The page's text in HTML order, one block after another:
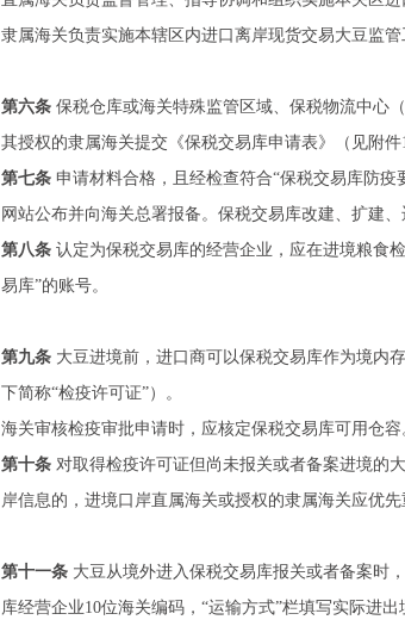
隶属海关负责实施本辖区内进口离岸现货交易大豆监管
第六条 保税仓库或海关特殊监管区域、保税物流中心
其授权的隶属海关提交《保税交易库申请表》（见附件
第七条 申请材料合格，且经检查符合“保税交易库防
网站公布并向海关总署报备。保税交易库改建、扩建
第八条 认定为保税交易库的经营企业，应在进境粮食
易库”的账号。
第九条 大豆进境前，进口商可以保税交易库作为境内
下简称“检疫许可证”）。
海关审核检疫审批申请时，应核定保税交易库可用仓容
第十条 对取得检疫许可证但尚未报关或者备案进境的
岸信息的，进境口岸直属海关或授权的隶属海关应优
第十一条 大豆从境外进入保税交易库报关或者备案时
库经营企业10位海关编码，“运输方式”栏填写实际进